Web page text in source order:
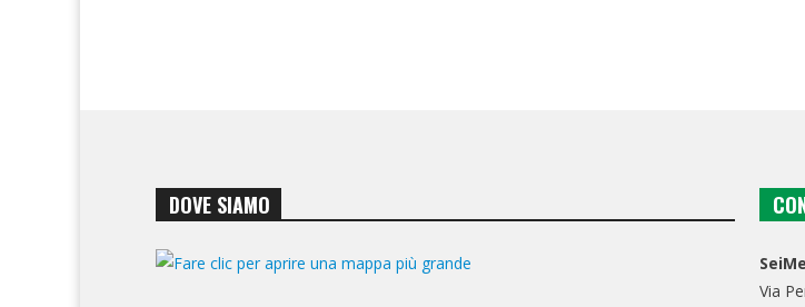
DOVE SIAMO
Via